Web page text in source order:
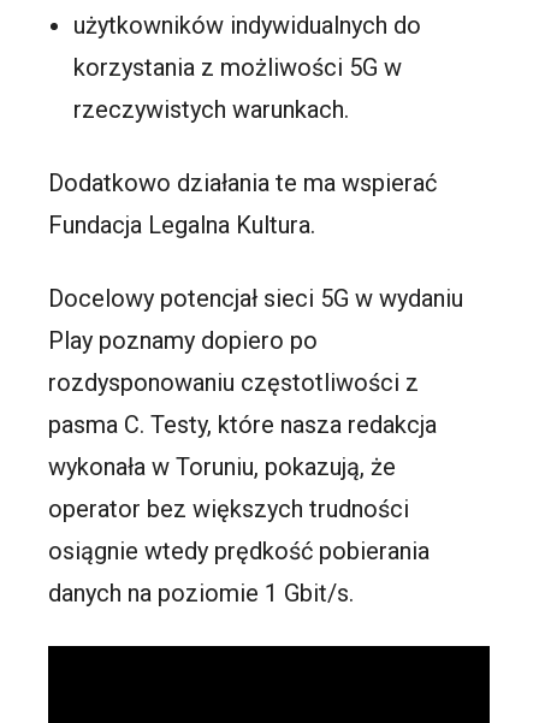
użytkowników indywidualnych do
korzystania z możliwości 5G w
rzeczywistych warunkach.
Dodatkowo działania te ma wspierać
Fundacja Legalna Kultura.
Docelowy potencjał sieci 5G w wydaniu
Play poznamy dopiero po
rozdysponowaniu częstotliwości z
pasma C. Testy, które nasza redakcja
wykonała w Toruniu, pokazują, że
operator bez większych trudności
osiągnie wtedy prędkość pobierania
danych na poziomie 1 Gbit/s.